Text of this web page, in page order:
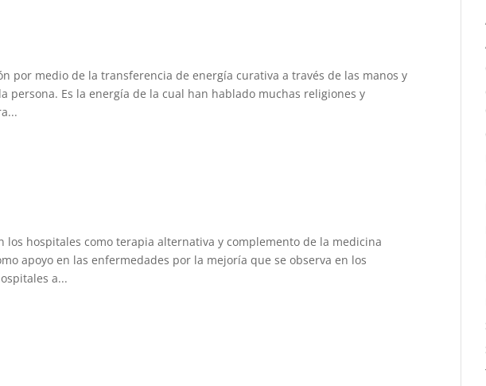
por medio de la transferencia de energía curativa a través de las manos y
persona. Es la energía de la cual han hablado muchas religiones y
los hospitales como terapia alternativa y complemento de la medicina
apoyo en las enfermedades por la mejoría que se observa en los
a...